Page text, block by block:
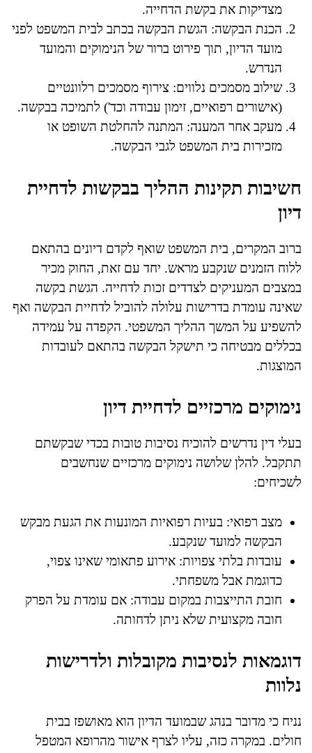
מצדיקות את בקשת הדחייה.
הכנת הבקשה: הגשת הבקשה בכתב לבית המשפט לפני
מועד הדיון, תוך פירוט ברור של הנימוקים והמועד
הנדרש.
שילוב מסמכים נלווים: צירוף מסמכים רלוונטיים
(אישורים רפואיים, זימון עבודה וכד') לתמיכה בבקשה.
מעקב אחר המענה: המתנה להחלטת השופט או
מזכירות בית המשפט לגבי הבקשה.
חשיבות תקינות ההליך בבקשות לדחיית
דיון
ברוב המקרים, בית המשפט שואף לקדם דיונים בהתאם
ללוח הזמנים שנקבע מראש. יחד עם זאת, החוק מכיר
במצבים המעניקים לצדדים זכות לדחייה. הגשת בקשה
שאינה עומדת בדרישות עלולה להוביל לדחיית הבקשה ואף
להשפיע על המשך ההליך המשפטי. הקפדה על עמידה
בכללים מבטיחה כי תישקל הבקשה בהתאם לעובדות
המוצגות.
נימוקים מרכזיים לדחיית דיון
בעלי דין נדרשים להוכיח נסיבות טובות בכדי שבקשתם
תתקבל. להלן שלושה נימוקים מרכזיים שנחשבים
לשכיחים:
מצב רפואי: בעיות רפואיות המונעות את הגעת מבקש
הבקשה למועד שנקבע.
עובדות בלתי צפויות: אירוע פתאומי שאינו צפוי,
כדוגמת אבל משפחתי.
חובת התייצבות במקום עבודה: אם עומדת על הפרק
חובה מקצועית שלא ניתן לדחותה.
דוגמאות לנסיבות מקובלות ולדרישות
נלוות
נניח כי מדובר בנהג שבמועד הדיון הוא מאושפז בבית
חולים. במקרה כזה, עליו לצרף אישור מהרופא המטפל